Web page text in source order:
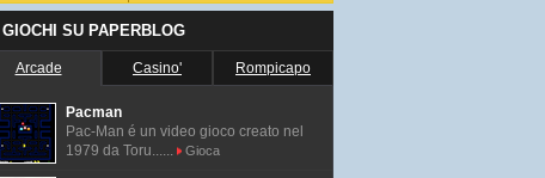
I GIOCHI SU PAPERBLOG
Arcade Casino' Rompicapo
Pacman
Pac-Man é un video gioco creato nel
1979 da Toru......
Gioca